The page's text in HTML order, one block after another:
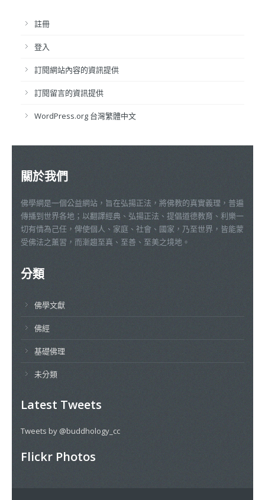
註冊
登入
訂閱網站內容的資訊提供
訂閱留言的資訊提供
WordPress.org 台灣繁體中文
關於我們
佛學網是一個公益網站，旨在弘揚正法，將佛教的真實義理，普遍
傳播到世界各地；以翻譯經典、弘揚正法、提倡道德教育、利樂一
切有情為己任，俾使個人、家庭、社會、國家，乃至世界，皆能蒙
受佛法之薰習，而漸趨至真、至善、至美之境地。
分類
佛學文獻
佛經
基礎佛理
未分類
Latest Tweets
Tweets by @buddhology_cc
Flickr Photos